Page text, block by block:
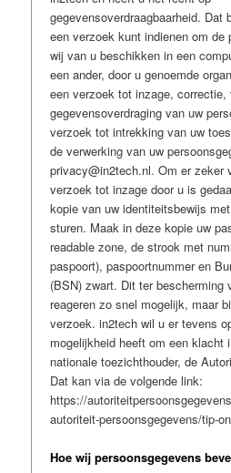
gegevensoverdraagbaarheid. Dat
een verzoek kunt indienen om de
wij van u beschikken in een
een ander, door u genoemde
een verzoek tot inzage, correctie,
gegevensoverdraging van uw
verzoek tot intrekking van uw
de verwerking van uw
privacy@in2tech.nl. Om er zeker
verzoek tot inzage door u is
kopie van uw identiteitsbewijs
sturen. Maak in deze kopie uw
readable zone, de strook met
paspoort), paspoortnummer en
(BSN) zwart. Dit ter bescherming
reageren zo snel mogelijk, maar
verzoek. in2tech wil u er tevens
mogelijkheid heeft om een klacht
nationale toezichthouder, de
Dat kan via de volgende link:
https://
autoriteit-persoonsgegevens/tip-
Hoe wij persoonsgegevens